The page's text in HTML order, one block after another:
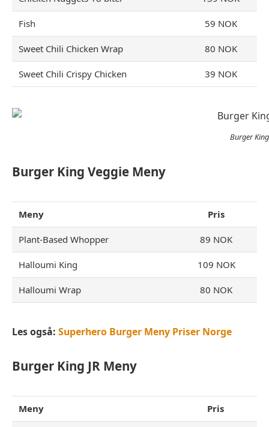
Fish 59 NOK
Sweet Chili Chicken Wrap 80 NOK
Sweet Chili Crispy Chicken 39 NOK
Burger
Burger King Veggie Meny
Meny Pris
Plant-Based Whopper 89 NOK
Halloumi King 109 NOK
Halloumi Wrap 80 NOK
Les også: Superhero Burger Meny Priser Norge
Burger King JR Meny
Meny Pris